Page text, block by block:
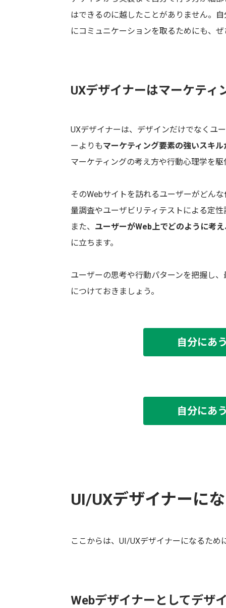
はできるのに越したことがありません。
にコミュニケーションを取るためにも、
UXデザイナーはマーケティ
UXデザイナーは、デザインだけでなくユ
ーよりもマーケティング要素の強いスキル
マーケティングの考え方や行動心理学を
そのWebサイトを訪れるユーザーがどん
量調査やユーザビリティテストによる定
また、 ユーザーがWeb上でどのように考
に立ちます。
ユーザーの思考や行動パターンを把握し
につけておきましょう。
自分にあ
自分にあ
UI/UXデザイナーに
ここからは、UI/UXデザイナーになるた
Webデザイナーとしてデザ